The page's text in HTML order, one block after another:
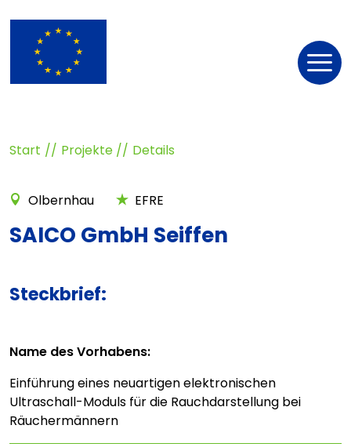
Start Projekte Details
Olbernhau EFRE
SAICO GmbH Seiffen
Steckbrief:
Name des Vorhabens:
Einführung eines neuartigen elektronischen
Ultraschall-Moduls für die Rauchdarstellung bei
Räuchermännern